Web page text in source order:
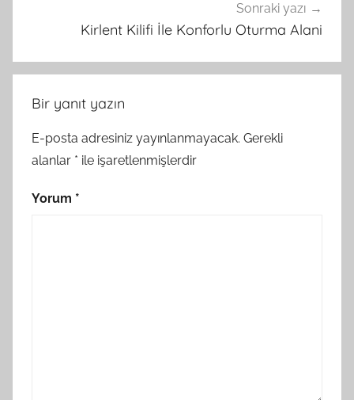
Sonraki yazı
Kirlent Kilifi İle Konforlu Oturma Alani
Bir yanıt yazın
E-posta adresiniz yayınlanmayacak. Gerekli
alanlar * ile işaretlenmişlerdir
Yorum *